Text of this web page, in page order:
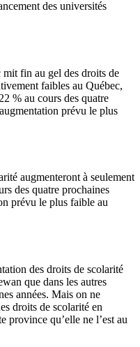
des universités
fin au gel des droits de
faibles au Québec,
% au cours des quatre
prévu le plus
augmenteront à seulement
des quatre prochaines
prévu le plus faible au
des droits de scolarité
que dans les autres
années. Mais on ne
droits de scolarité en
province qu’elle ne l’est au